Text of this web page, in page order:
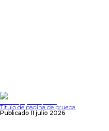
Titulo de pagina de prueba
Publicado 11 julio 2026